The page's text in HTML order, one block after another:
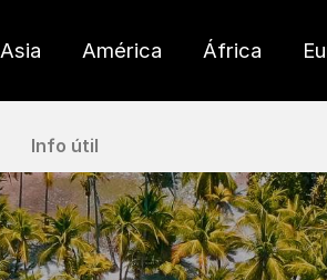
Asia América África
Info útil